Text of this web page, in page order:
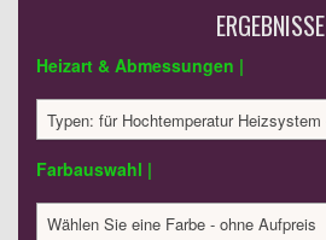
ERGEBNISSE
Heizart & Abmessungen |
Farbauswahl |
Wählen Sie eine Farbe - ohne Aufpreis